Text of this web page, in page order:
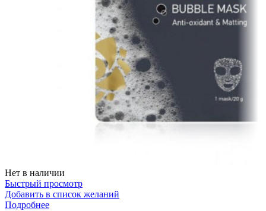
Нет в наличии
Быстрый просмотр
Добавить в список желаний
Подробнее